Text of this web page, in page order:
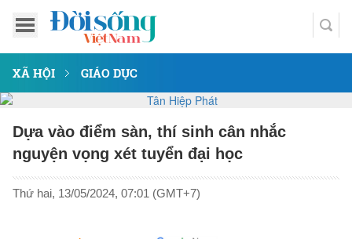
XÃ HỘI GIÁO DỤC
Dựa vào điểm sàn, thí sinh cân nhắc
nguyện vọng xét tuyển đại học
Thứ hai, 13/05/2024, 07:01 (GMT+7)